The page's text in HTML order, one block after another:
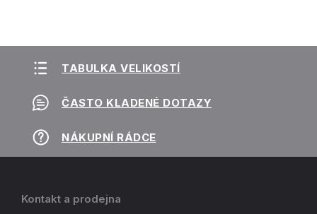
TABULKA VELIKOSTÍ
ČASTO KLADENÉ DOTAZY
NÁKUPNÍ RÁDCE
Kontakt a prodejna